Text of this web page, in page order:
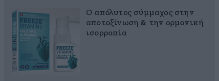
Ο απόλυτος σύμμαχος στην
αποτοξίνωση & την ορμονική
ισορροπία